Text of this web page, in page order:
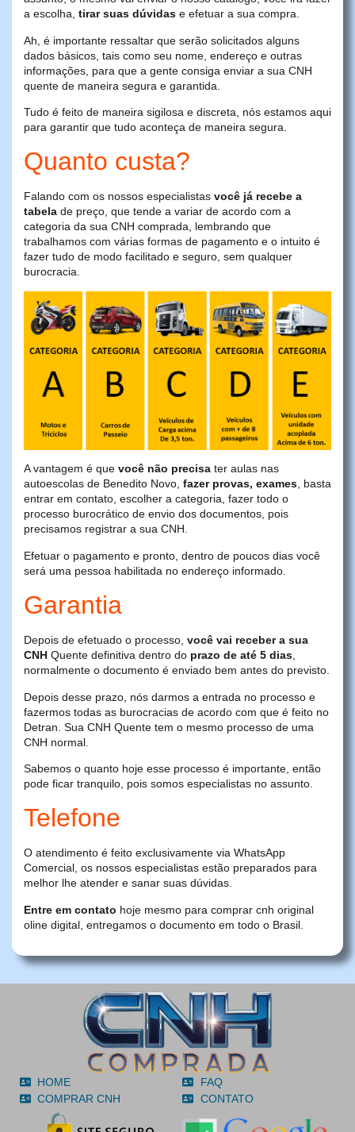
a escolha, tirar suas dúvidas e efetuar a sua compra.
Ah, é importante ressaltar que serão solicitados alguns
dados básicos, tais como seu nome, endereço e outras
informações, para que a gente consiga enviar a sua CNH
quente de maneira segura e garantida.
Tudo é feito de maneira sigilosa e discreta, nós estamos aqui
para garantir que tudo aconteça de maneira segura.
Quanto custa?
Falando com os nossos especialistas você já recebe a
tabela de preço, que tende a variar de acordo com a
categoria da sua CNH comprada, lembrando que
trabalhamos com várias formas de pagamento e o intuito é
fazer tudo de modo facilitado e seguro, sem qualquer
burocracia.
A vantagem é que você não precisa ter aulas nas
autoescolas de Benedito Novo, fazer provas, exames, basta
entrar em contato, escolher a categoria, fazer todo o
processo burocrático de envio dos documentos, pois
precisamos registrar a sua CNH.
Efetuar o pagamento e pronto, dentro de poucos dias você
será uma pessoa habilitada no endereço informado.
Garantia
Depois de efetuado o processo, você vai receber a sua
CNH Quente definitiva dentro do prazo de até 5 dias,
normalmente o documento é enviado bem antes do previsto.
Depois desse prazo, nós darmos a entrada no processo e
fazermos todas as burocracias de acordo com que é feito no
Detran. Sua CNH Quente tem o mesmo processo de uma
CNH normal.
Sabemos o quanto hoje esse processo é importante, então
pode ficar tranquilo, pois somos especialistas no assunto.
Telefone
O atendimento é feito exclusivamente via WhatsApp
Comercial, os nossos especialistas estão preparados para
melhor lhe atender e sanar suas dúvidas.
Entre em contato hoje mesmo para comprar cnh original
oline digital, entregamos o documento em todo o Brasil.
HOME
COMPRAR CNH
FAQ
CONTATO